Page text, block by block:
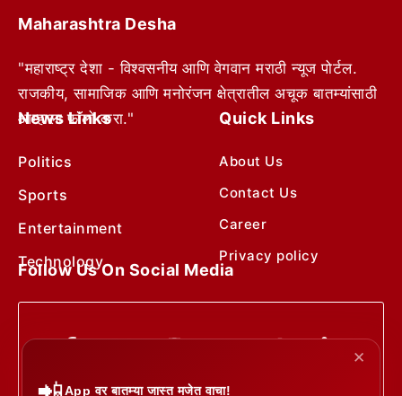
Maharashtra Desha
"महाराष्ट्र देशा - विश्वसनीय आणि वेगवान मराठी न्यूज पोर्टल.
राजकीय, सामाजिक आणि मनोरंजन क्षेत्रातील अचूक बातम्यांसाठी
आम्हाला फॉलो करा."
News Links
Politics
Sports
Entertainment
Technology
Quick Links
About Us
Contact Us
Career
Privacy policy
Follow Us On Social Media
✕
App वर बातम्या जास्त मजेत वाचा!